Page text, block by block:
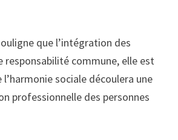
que l’intégration des
responsabilité commune, elle est
l’harmonie sociale découlera une
professionnelle des personnes